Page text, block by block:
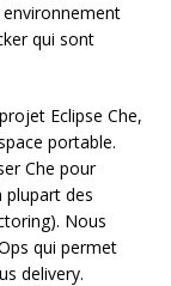
environnement
qui sont
Eclipse Che,
portable.
Che pour
plupart des
Nous
qui permet
delivery.